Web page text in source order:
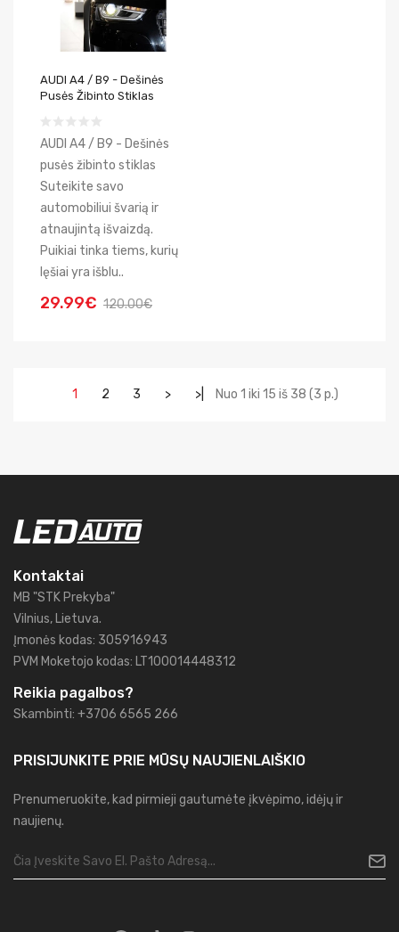
AUDI A4 / B9 - Dešinės
Pusės Žibinto Stiklas
AUDI A4 / B9 - Dešinės
pusės žibinto stiklas
Suteikite savo
automobiliui švarią ir
atnaujintą išvaizdą.
Puikiai tinka tiems, kurių
lęšiai yra išblu..
29.99€ 120.00€
1 2 3 > >| Nuo 1 iki 15 iš 38 (3 p.)
Kontaktai
MB "STK Prekyba"
Vilnius, Lietuva.
Įmonės kodas: 305916943
PVM Moketojo kodas: LT100014448312
Reikia pagalbos?
Skambinti: +3706 6565 266
PRISIJUNKITE PRIE MŪSŲ NAUJIENLAIŠKIO
Prenumeruokite, kad pirmieji gautumėte įkvėpimo, idėjų ir
naujienų.